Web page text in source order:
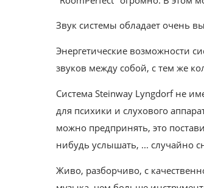
Звук системы обладает очень
Энергетические возможности
звуков между собой, с тем же
Система Steinway Lyngdorf не
для психики и слухового
можно предпринять, это
нибудь услышать, ... случайно
Живо, разборчиво, с